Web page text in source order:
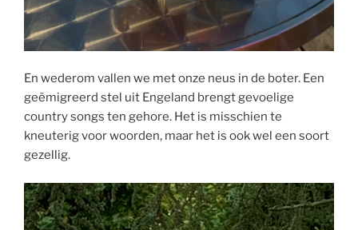
En wederom vallen we met onze neus in de boter. Een
geëmigreerd stel uit Engeland brengt gevoelige
country songs ten gehore. Het is misschien te
kneuterig voor woorden, maar het is ook wel een soort
gezellig.